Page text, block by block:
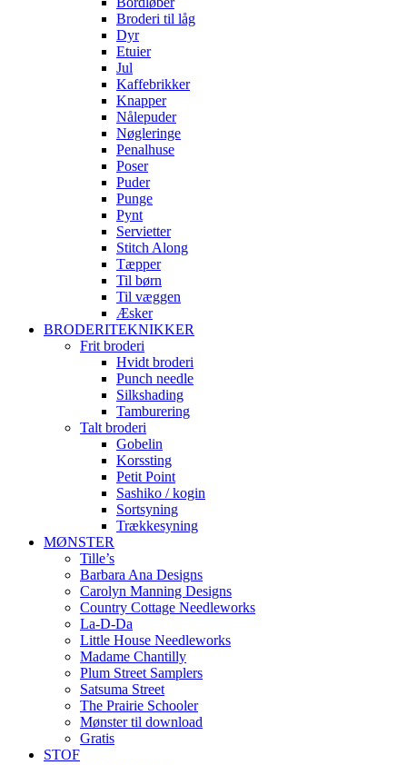
Broderi til låg
Dyr
Etuier
Jul
Kaffebrikker
Knapper
Nålepuder
Nøgleringe
Penalhuse
Poser
Puder
Punge
Pynt
Servietter
Stitch Along
Tæpper
Til børn
Til væggen
Æsker
BRODERITEKNIKKER
Frit broderi
Hvidt broderi
Punch needle
Silkshading
Tamburering
Talt broderi
Gobelin
Korssting
Petit Point
Sashiko / kogin
Sortsyning
Trækkesyning
MØNSTER
Tille’s
Barbara Ana Designs
Carolyn Manning Designs
Country Cottage Needleworks
La-D-Da
Little House Needleworks
Madame Chantilly
Plum Street Samplers
Satsuma Street
The Prairie Schooler
Mønster til download
Gratis
STOF